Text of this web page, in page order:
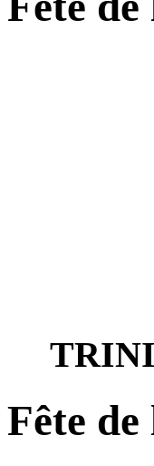
Fête de